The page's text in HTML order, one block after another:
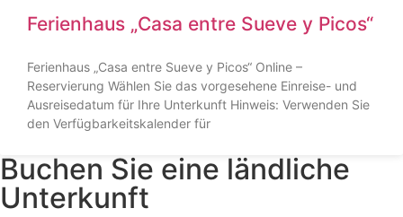
Ferienhaus „Casa entre Sueve y Picos“
Ferienhaus „Casa entre Sueve y Picos“ Online –
Reservierung Wählen Sie das vorgesehene Einreise- und
Ausreisedatum für Ihre Unterkunft Hinweis: Verwenden Sie
den Verfügbarkeitskalender für
Buchen Sie eine ländliche
Unterkunft